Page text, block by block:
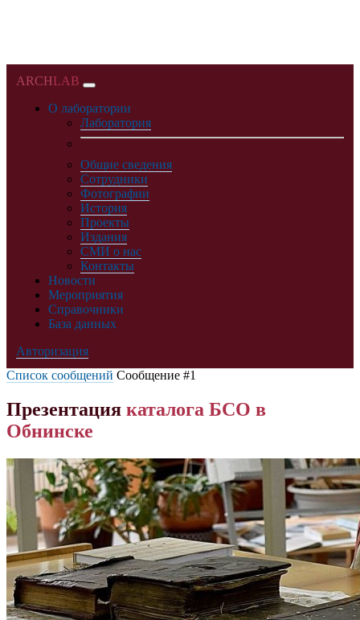
ARCHLAB
О лаборатории
Лаборатория
Общие сведения
Сотрудники
Фотографии
История
Проекты
Издания
СМИ о нас
Контакты
Новости
Мероприятия
Справочники
База данных
Авторизация
Список сообщений Сообщение #1
Презентация каталога БСО в
Обнинске